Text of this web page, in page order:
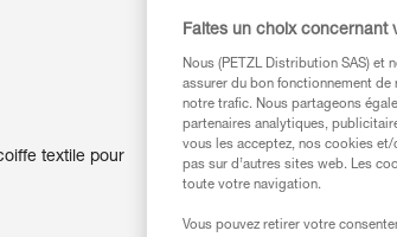
textile pour
Faites un choix concernant
Nous (PETZL Distribution SAS)
assurer du bon fonctionnement
notre trafic. Nous partageons
partenaires analytiques,
vous les acceptez, nos cookies
pas sur d’autres sites web. Les
toute votre navigation.
Vous pouvez retirer votre